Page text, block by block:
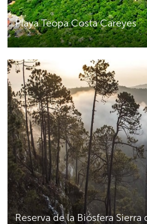
Playa Teopa Costa Careyes
Reserva de la Biósfera